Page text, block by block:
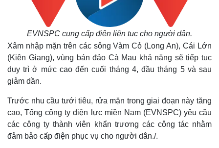
EVNSPC cung cấp điện liên tục cho người dân.
Xâm nhập mặn trên các sông Vàm Cỏ (Long An), Cái Lớn
(Kiên Giang), vùng bán đảo Cà Mau khả năng sẽ tiếp tục
duy trì ở mức cao đến cuối tháng 4, đầu tháng 5 và sau
giảm dần.
Trước nhu cầu tưới tiêu, rửa mặn trong giai đoạn này tăng
cao, Tổng công ty điện lực miền Nam (EVNSPC) yêu cầu
các công ty thành viên khẩn trương các công tác nhằm
đảm bảo cấp điện phục vụ cho người dân./.